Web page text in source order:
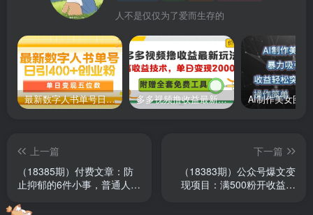
│││├──Kamin经典悲伤曲子.mp4
│││├──匆匆那年伴奏.mp4
│││├──风居住的街道钢琴+二胡原版.mp4
│││├──洪真英-活着(Cheer Up)(原版伴奏).mp3
│││├──圣诞快乐劳伦斯.mp3
人不是仅仅为了爱而生存的
最新数字人书单号日400+创业粉，单日变现五位数，市面卖5980附软件和详… 多多视频撸收益最新玩法，高收益技术，单日变现2000+，附赠全套技术资料
上一篇
（18385期）付费文章：防
止抑郁的6件小事，普通人日
下一篇
（18383期）公众号爆文变
现项目：满500粉开收益，